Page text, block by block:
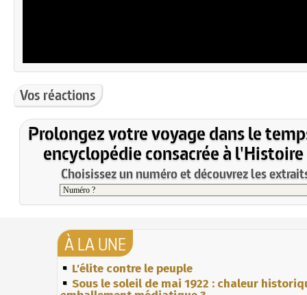
Vos réactions
Prolongez votre voyage dans le
encyclopédie consacrée à l'Histoire
Choisissez un numéro et découvrez les
À LA UNE
L'élite contre le peuple
Sous le soleil de mai 1922 : chaleur